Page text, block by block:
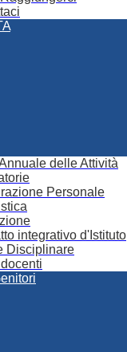
delle Attività
Personale
integrativo d'Istituto
Disciplinare